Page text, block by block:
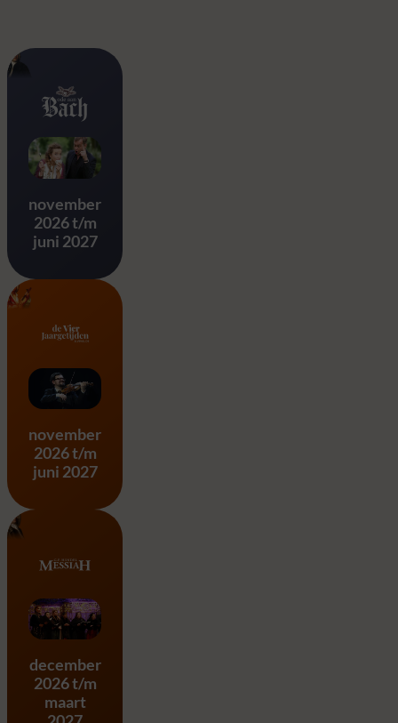
Ode aan Bach
november
2026 t/m
juni 2027
Vier Jaargetijden – A.
november
2026 t/m
juni 2027
Messiah – G.F. Händel
december
2026 t/m
maart